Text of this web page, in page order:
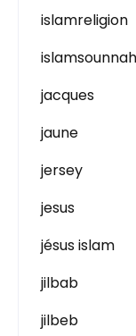
islamreligion
islamsounnah
jacques
jaune
jersey
jesus
jésus islam
jilbab
jilbeb